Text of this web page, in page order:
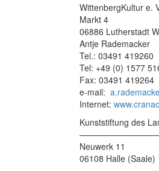
WittenbergKultur e.
Markt 4
06886 Lutherstadt
Antje Rademacker
Tel.: 03491 419260
Tel: +49 (0) 1577
Fax: 03491 419264
e-mail:
Internet:
Kunststiftung des
Neuwerk 11
06108 Halle (Saale)